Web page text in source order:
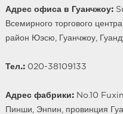
Адрес офиса в Гуанчжоу:
Всемирного торгового
район Юэсю, Гуанчжоу,
Тел.:020-38109133
Адрес фабрики:No.10
Пинши, Энпин, провинция